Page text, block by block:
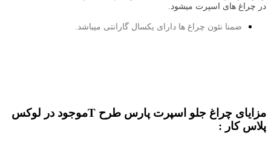
در چراغ های اسپرت میشود.
ضمنا نئون چراغ ها دارای یکسال گارانتی میباشد.
مزایای چراغ جلو اسپرت پارس طرح Tموجود در لوکس
پلاس کار :